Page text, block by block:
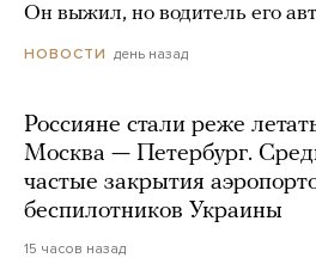
Он выжил, но водитель его
НОВОСТИ день назад
Россияне стали реже
Москва — Петербург.
частые закрытия
беспилотников Украины
15 часов назад